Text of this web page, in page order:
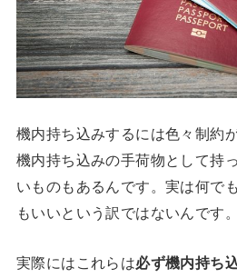
機内持ち込みするには色々制約
機内持ち込みの手荷物として持
いものもあるんです。実は何で
もいいという訳ではないんです。
実際にはこれらは必ず機内持ち